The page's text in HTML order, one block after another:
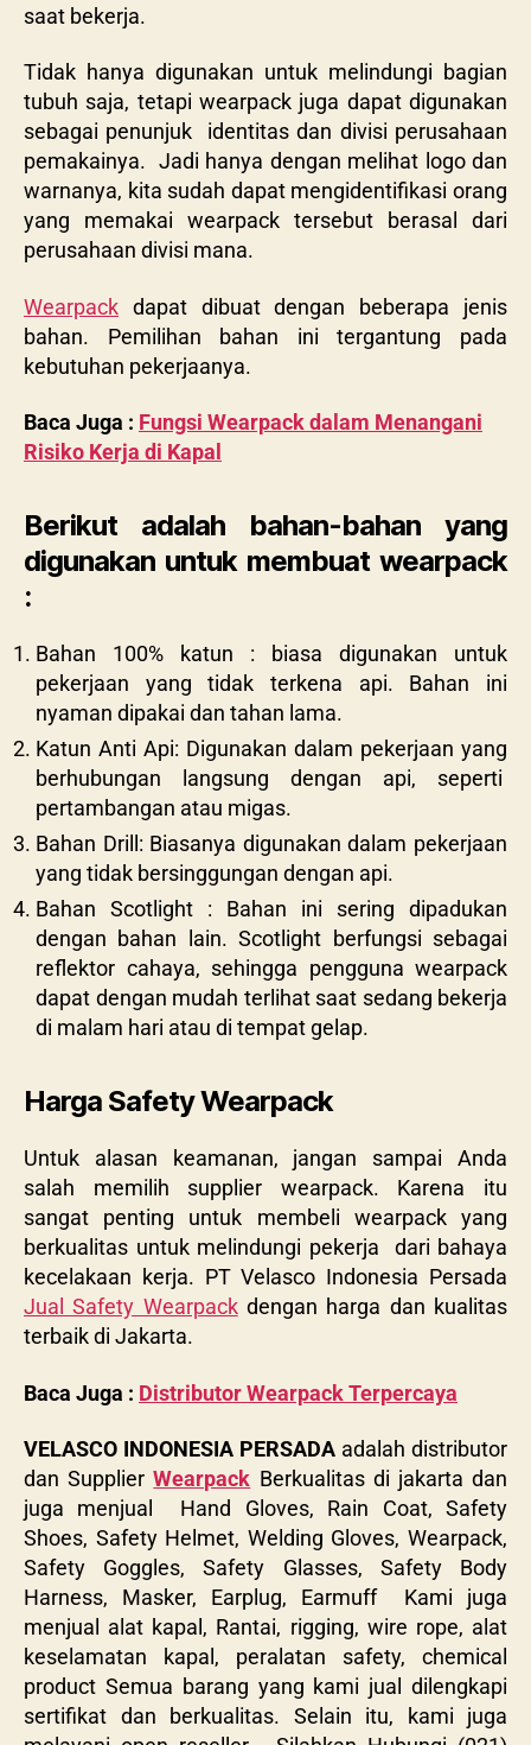
saat bekerja.
Tidak hanya digunakan untuk melindungi bagian
tubuh saja, tetapi wearpack juga dapat digunakan
sebagai penunjuk identitas dan divisi perusahaan
pemakainya. Jadi hanya dengan melihat logo dan
warnanya, kita sudah dapat mengidentifikasi orang
yang memakai wearpack tersebut berasal dari
perusahaan divisi mana.
Wearpack dapat dibuat dengan beberapa jenis
bahan. Pemilihan bahan ini tergantung pada
kebutuhan pekerjaanya.
Baca Juga : Fungsi Wearpack dalam Menangani
Risiko Kerja di Kapal
Berikut adalah bahan-bahan yang
digunakan untuk membuat wearpack
:
Bahan 100% katun : biasa digunakan untuk
pekerjaan yang tidak terkena api. Bahan ini
nyaman dipakai dan tahan lama.
Katun Anti Api: Digunakan dalam pekerjaan yang
berhubungan langsung dengan api, seperti
pertambangan atau migas.
Bahan Drill: Biasanya digunakan dalam pekerjaan
yang tidak bersinggungan dengan api.
Bahan Scotlight : Bahan ini sering dipadukan
dengan bahan lain. Scotlight berfungsi sebagai
reflektor cahaya, sehingga pengguna wearpack
dapat dengan mudah terlihat saat sedang bekerja
di malam hari atau di tempat gelap.
Harga Safety Wearpack
Untuk alasan keamanan, jangan sampai Anda
salah memilih supplier wearpack. Karena itu
sangat penting untuk membeli wearpackyang
berkualitas untuk melindungi pekerja dari bahaya
kecelakaan kerja. PT Velasco Indonesia Persada
Jual Safety Wearpackdengan harga dan kualitas
terbaik di Jakarta.
Baca Juga : Distributor Wearpack Terpercaya
VELASCO INDONESIA PERSADA adalah distributor
dan SupplierWearpack Berkualitas di jakarta dan
juga menjual Hand Gloves, Rain Coat, Safety
Shoes, Safety Helmet, Welding Gloves, Wearpack,
Safety Goggles, Safety Glasses, Safety Body
Harness, Masker, Earplug, Earmuff Kami juga
menjual alat kapal, Rantai, rigging, wire rope, alat
keselamatan kapal, peralatan safety, chemical
product Semua barang yang kami jual dilengkapi
sertifikat dan berkualitas. Selain itu, kami juga